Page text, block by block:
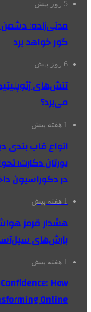
5 روز پیش
مدنی‌زاده: دشمن
گور خواهد برد
6 روز پیش
تنش‌های
می‌برد؟
1 هفته پیش
انواع قاب بندی
یورتان دکارت؛
در دکوراسیون
1 هفته پیش
بارش‌های سیل‌آسا در ۳
1 هفته پیش
How
Online